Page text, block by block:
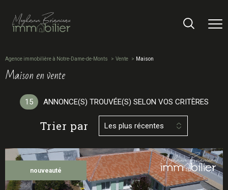
Agence immobilière à Notre-Dame-de-Monts Vente Maison
maison en vente
15 ANNONCE(S) TROUVÉE(S) SELON VOS CRITÈRES
Trier par Les plus récentes
nouveauté